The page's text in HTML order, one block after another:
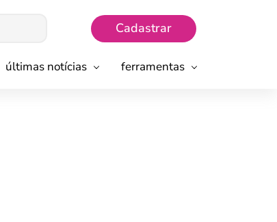
Cadastrar
últimas notícias ferramentas